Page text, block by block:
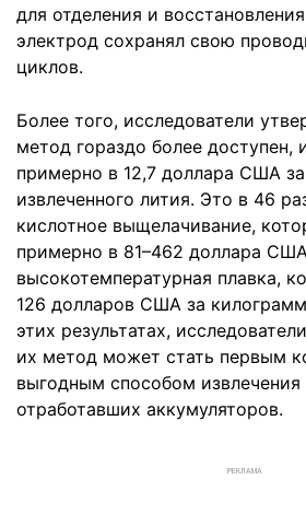
для отделения и
электрод сохранял свою
циклов.
Более того, исследователи
метод гораздо более доступен,
примерно в 12,7 доллара США
извлеченного лития. Это в 46
кислотное выщелачивание,
примерно в 81–462 доллара
высокотемпературная плавка,
126 долларов США за
этих результатах,
их метод может стать первым
выгодным способом извлечения
отработавших аккумуляторов.
РЕКЛАМА